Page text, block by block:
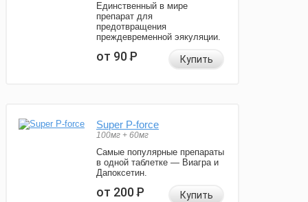
Единственный в мире
препарат для
предотвращения
преждевременной эякуляции.
от 90Р Купить
Super P-force
100мг + 60мг
Самые популярные препараты
в одной таблетке — Виагра и
Дапоксетин.
от 200Р Купить